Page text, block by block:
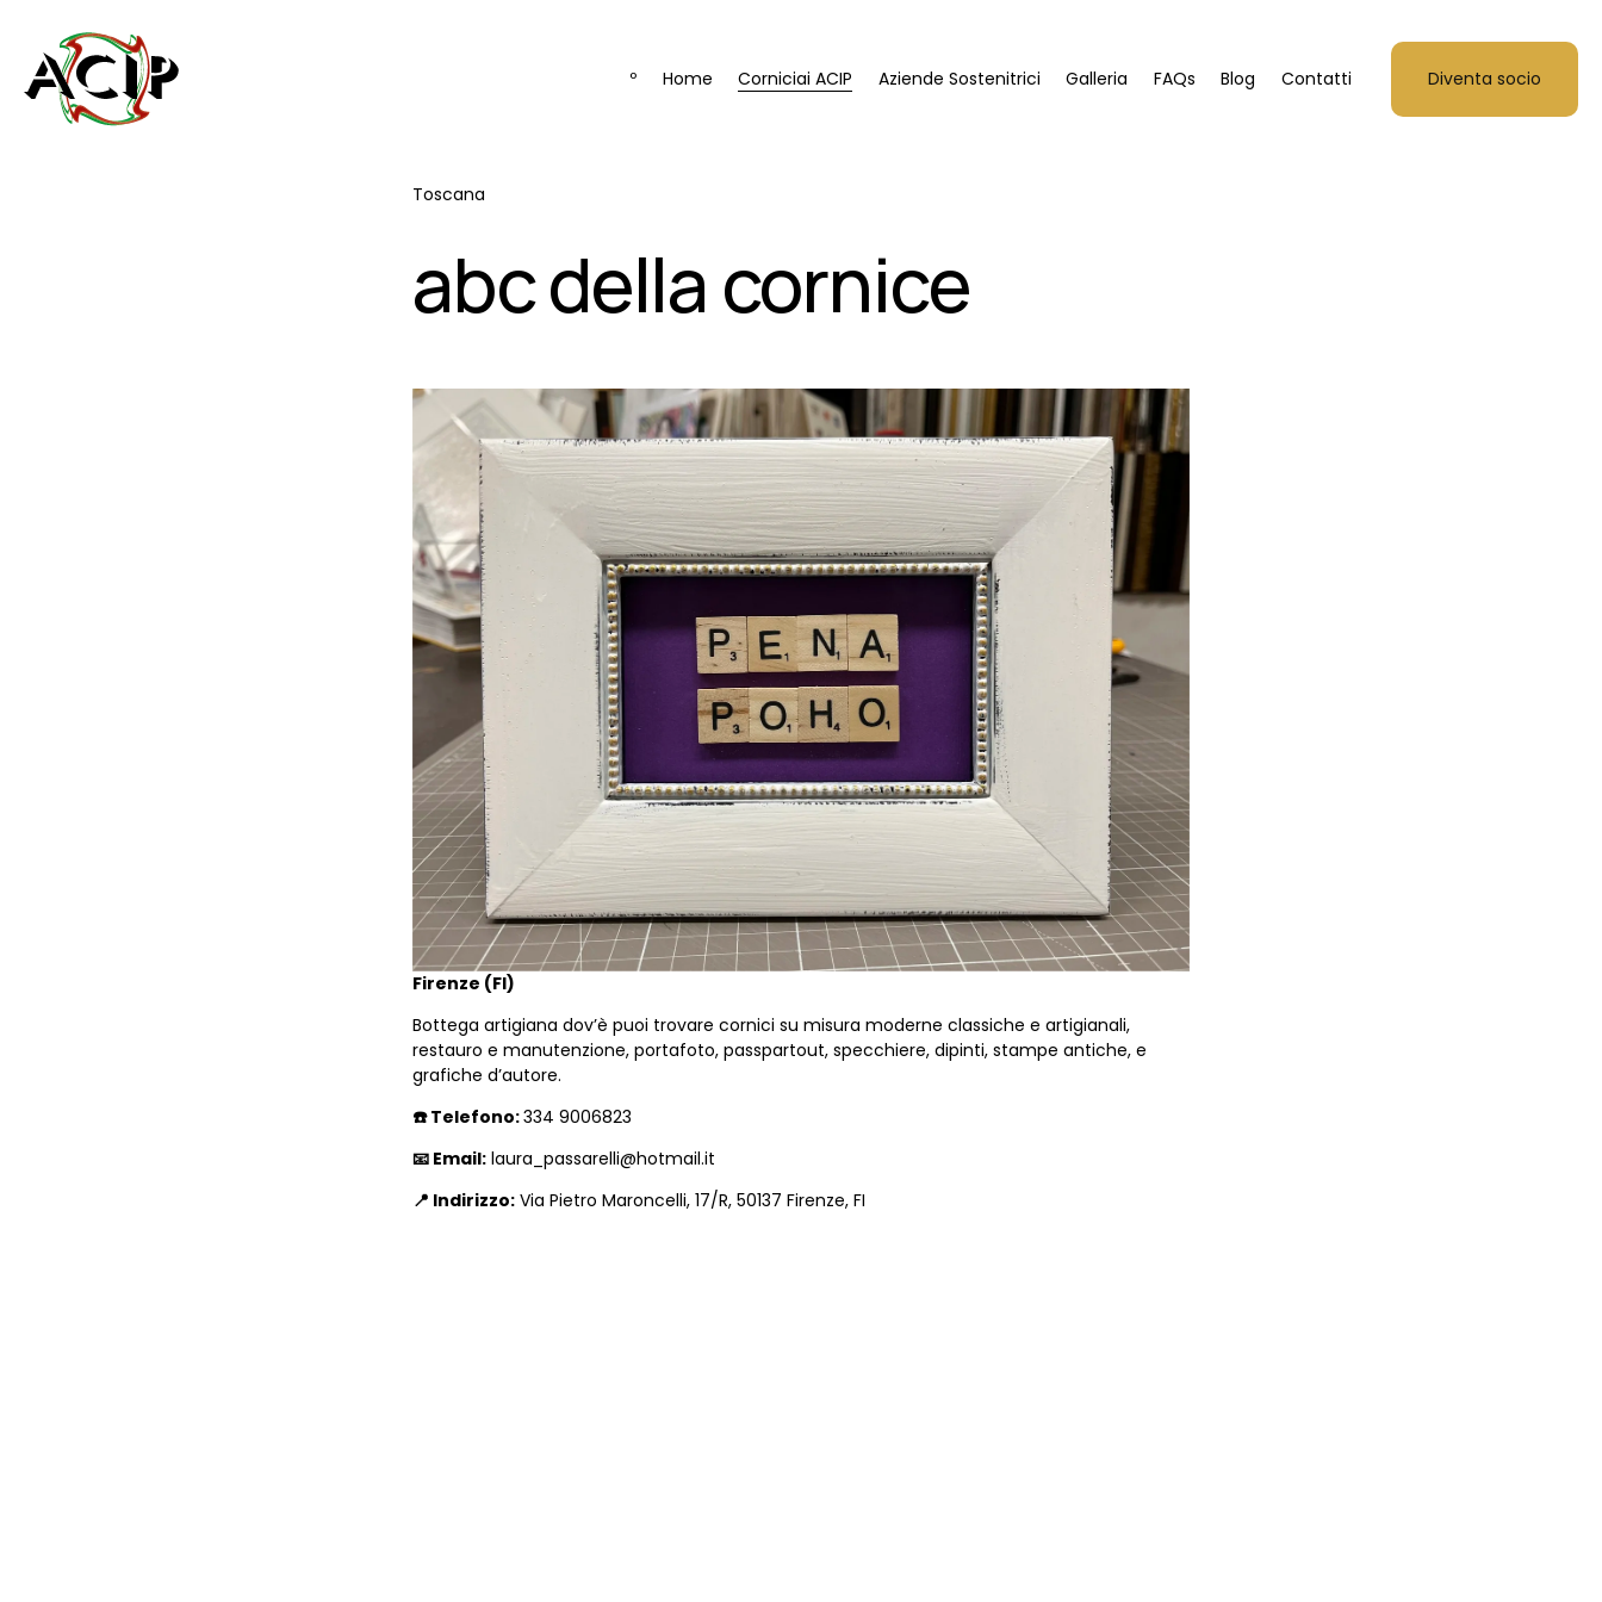
º Home Corniciai ACIP Aziende Sostenitrici Galleria FAQs Blog Contatti Diventa socio
abc della cornice
Toscana
Firenze (FI)
Bottega artigiana dov’è puoi trovare cornici su misura moderne classiche e artigianali,
restauro e manutenzione, portafoto, passpartout, specchiere, dipinti, stampe antiche, e
grafiche d’autore.
☎️ Telefono: 334 9006823
📧 Email: laura_passarelli@hotmail.it
📍 Indirizzo: Via Pietro Maroncelli, 17/R, 50137 Firenze, FI